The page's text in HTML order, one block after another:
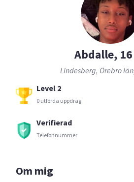
Abdalle,
Lindesberg, Örebro
Level 2
0 utförda uppdrag
Verifierad
Telefonnummer
Om mig